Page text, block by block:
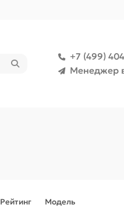
+7 (499)
Менеджер
Рейтинг Модель